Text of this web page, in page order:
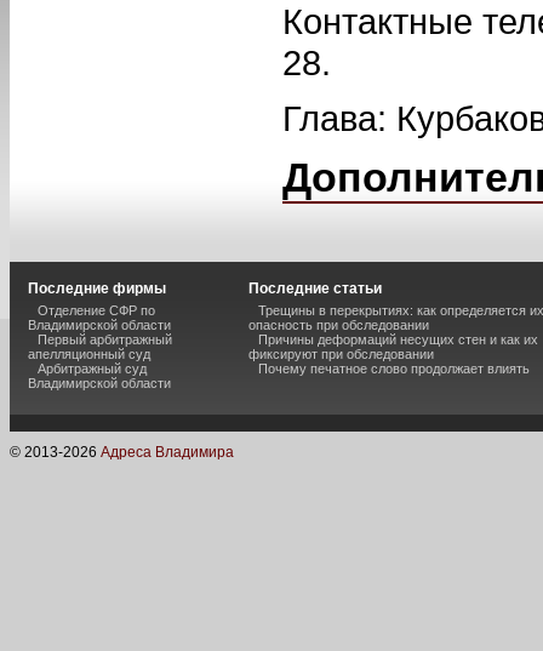
Контактные
28.
Глава:
Последние фирмы
Отделение СФР по
Владимирской области
Первый арбитражный
апелляционный суд
Арбитражный суд
Владимирской области
Последние статьи
Трещины в перекрытиях: как определяется их
опасность при обследовании
Причины деформаций несущих стен и как их
фиксируют при обследовании
Почему печатное слово продолжает влиять
© 2013-2026 Адреса Владимира